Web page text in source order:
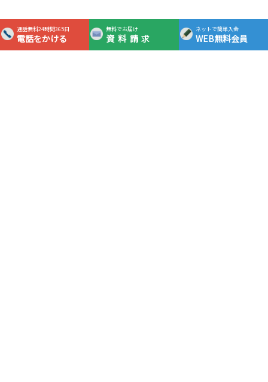
通話無料24時間365日
電話をかける
ネットで簡単入会
WEB無料会員
無料でお届け
資料請求